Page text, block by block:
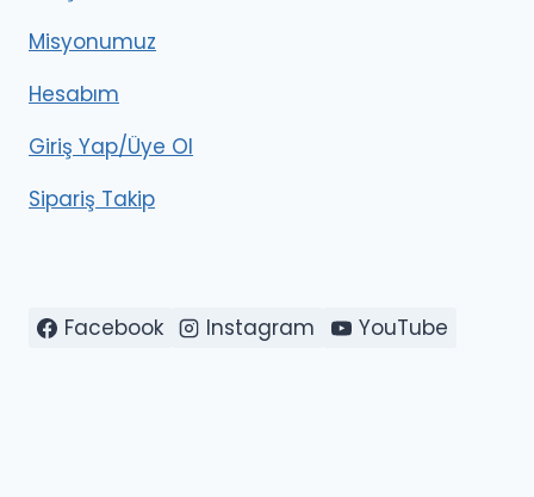
Misyonumuz
Hesabım
Giriş Yap/Üye Ol
Sipariş Takip
Facebook Instagram YouTube